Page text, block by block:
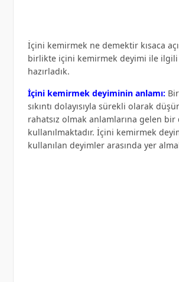
İçini kemirmek ne demektir kısaca
birlikte içini kemirmek deyimi ile
hazırladık.
İçini kemirmek deyiminin anlamı:
sıkıntı dolayısıyla sürekli olarak
rahatsız olmak anlamlarına gelen
kullanılmaktadır. İçini kemirmek
kullanılan deyimler arasında yer